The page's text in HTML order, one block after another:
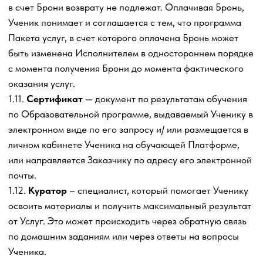
виде видеоматериалов, заданий, вебинаров, обучающих
онлайн сессий, поддержки в ходе обучения как при
личном общении с Исполнителем, так и посредством
электронной переписки (иного обмена информацией по
Образовательной программе), доступа к закрытым
информационным группам учеников, сообщений,
направляемых посредством электронной почты,
текстовых и графических материалов, чек-листов,
шаблонов, программных средств и любых иных
документов и обучающей информации, объединенных
общей тематикой и единым названием в зависимости от
выбранного и оплаченного Учеником Тарифа и Пакета
услуг.
Образовательная программа реализуется
Исполнителем в очно-заочной форме с применением
дистанционных технологий.
1.21. Все остальные термины, встречающиеся в тексте
настоящего Договора-оферты, толкуются Сторонами в
соответствии с действующим законодательством
Российской Федерации и сложившимися в Сети
соответствующих терминов.